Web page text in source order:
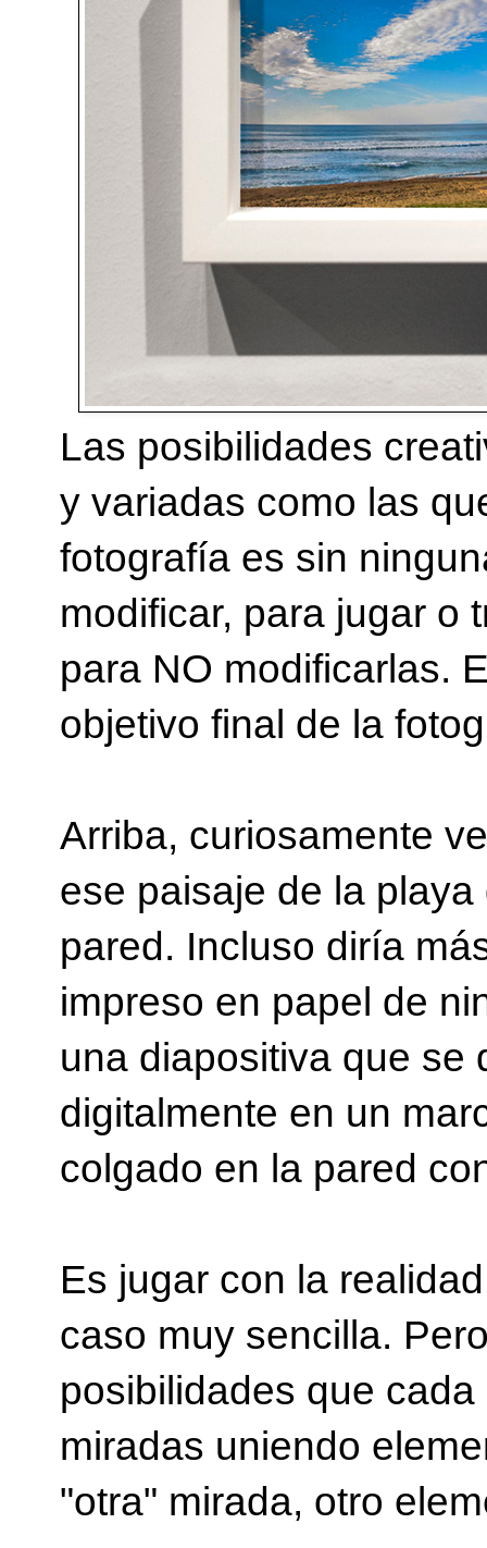
Las posibilidades
y variadas como las
fotografía es sin
modificar, para jugar o
para NO modificarlas.
objetivo final de la
Arriba, curiosamente
ese paisaje de la
pared. Incluso diría
impreso en papel de
una diapositiva que se
digitalmente en un
colgado en la pared
Es jugar con la
caso muy sencilla.
posibilidades que
miradas uniendo
"otra" mirada, otro